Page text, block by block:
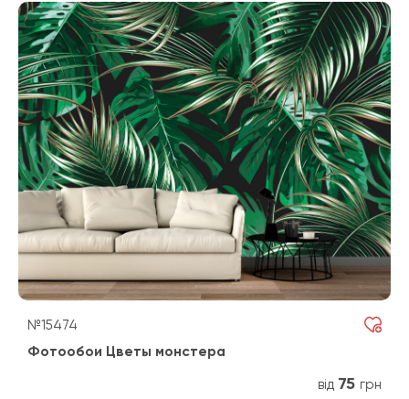
№15474
Фотообои Цветы монстера
від 75 грн